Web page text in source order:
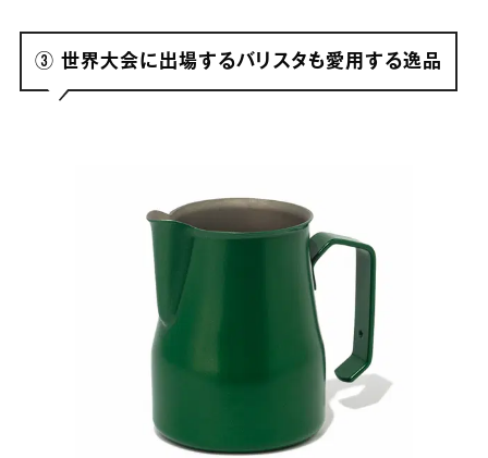
③ 世界大会に出場するバリスタも愛用する逸品